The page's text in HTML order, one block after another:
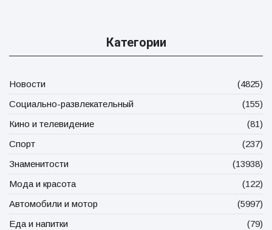
Категории
Новости
(4825)
Социально-развлекательный
(155)
Кино и телевидение
(81)
Спорт
(237)
Знаменитости
(13938)
Мода и красота
(122)
Автомобили и мотор
(5997)
Еда и напитки
(79)